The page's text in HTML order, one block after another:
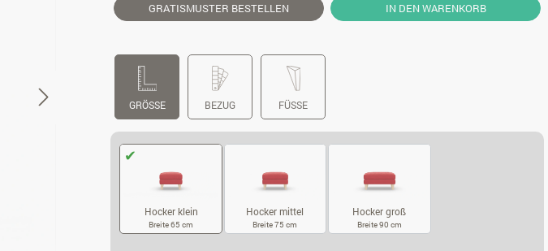
GRATISMUSTER BESTELLEN IN DEN WARENKORB
GRÖSSE BEZUG FÜSSE
Hocker klein
Breite 65 cm
Hocker mittel
Breite 75 cm
Hocker groß
Breite 90 cm